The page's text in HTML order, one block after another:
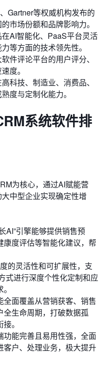
Gartner等权威机构发布的
市场份额和品牌影响力。
在AI智能化、PaaS平台灵活
等方面的技术领先性。
件评论平台的用户评分、
度。
科技、制造业、消费品、
度与定制化能力。
系统软件排
为核心，通过AI赋能营
中型企业实现确定性增
AI”引擎能够提供销售预
度评估等智能化建议，帮
的灵活性和可扩展性，支
式进行深度个性化定制和应
全面覆盖从营销获客、销售
生命周期，打破数据孤
。
功能完善且易用性强，全面
客户、处理业务，极大提升